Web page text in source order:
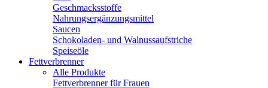
Geschmacksstoffe
Nahrungsergänzungsmittel
Saucen
Schokoladen- und Walnussaufstriche
Speiseöle
Fettverbrenner
Alle Produkte
Fettverbrenner für Frauen